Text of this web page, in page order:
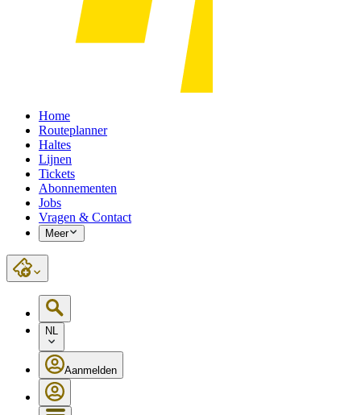
Home
Routeplanner
Haltes
Lijnen
Tickets
Abonnementen
Jobs
Vragen & Contact
Meer
NL
Aanmelden